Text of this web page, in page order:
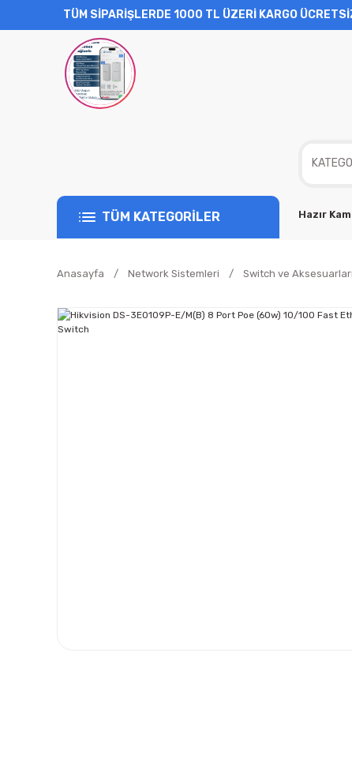
TÜM SİPARİŞLERDE 1000 TL ÜZERİ KARGO
TÜM KATEGORİLER Hazır
Anasayfa Network Sistemleri Switch ve Aksesuarları